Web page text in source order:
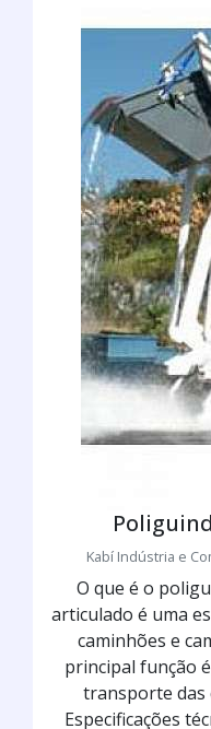
Kabí Indústria e
O que é o
articulado é uma
caminhões e
principal função
transporte das
Especificações